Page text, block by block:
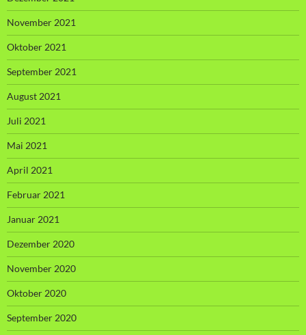
November 2021
Oktober 2021
September 2021
August 2021
Juli 2021
Mai 2021
April 2021
Februar 2021
Januar 2021
Dezember 2020
November 2020
Oktober 2020
September 2020